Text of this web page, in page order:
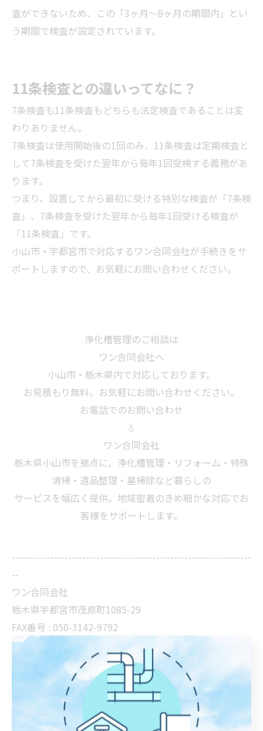
査ができないため、この「3ヶ月〜8ヶ月の期間内」とい
う期間で検査が設定されています。
11条検査との違いってなに？
7条検査も11条検査もどちらも法定検査であることは変
わりありません。
7条検査は使用開始後の1回のみ、11条検査は定期検査と
して7条検査を受けた翌年から毎年1回受検する義務があ
ります。
つまり、設置してから最初に受ける特別な検査が「7条検
査」、7条検査を受けた翌年から毎年1回受ける検査が
「11条検査」です。
小山市・宇都宮市で対応するワン合同会社が手続きをサ
ポートしますので、お気軽にお問い合わせください。
浄化槽管理のご相談は
ワン合同会社へ
小山市・栃木県内で対応しております。
お見積もり無料。お気軽にお問い合わせください。
お電話でのお問い合わせ
💧
ワン合同会社
栃木県小山市を拠点に、浄化槽管理・リフォーム・特殊
清掃・遺品整理・墓掃除など暮らしの
サービスを幅広く提供。地域密着のきめ細かな対応でお
客様をサポートします。
--------------------------------------------------------------------
--
ワン合同会社
栃木県宇都宮市茂原町1085-29
FAX番号 : 050-3142-9792
栃木県で浄化槽のお手入れ支援
栃木県で浄化槽の定期点検